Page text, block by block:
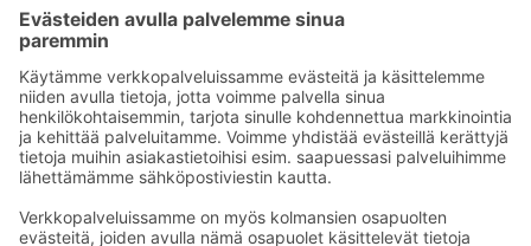
Sähköpostiosoitteet S-ryhmässä ovat muotoa
etunimi.sukunimi@sok.fi